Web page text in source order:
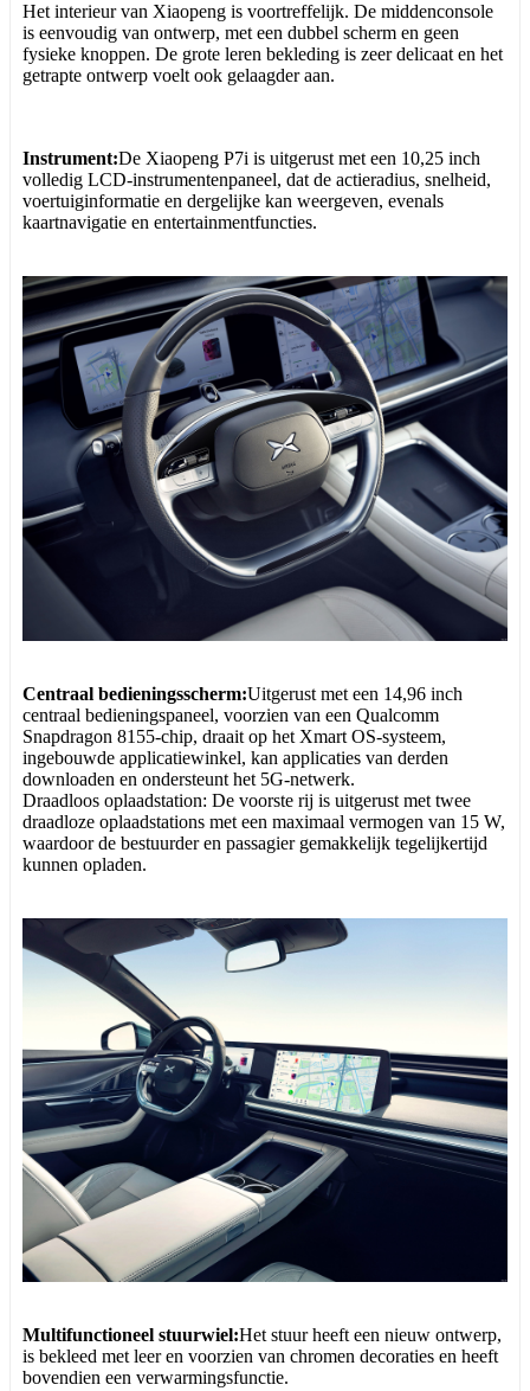
Het interieur van Xiaopeng is voortreffelijk. De middenconsole
is eenvoudig van ontwerp, met een dubbel scherm en geen
fysieke knoppen. De grote leren bekleding is zeer delicaat en het
getrapte ontwerp voelt ook gelaagder aan.
Instrument:De Xiaopeng P7i is uitgerust met een 10,25 inch
volledig LCD-instrumentenpaneel, dat de actieradius, snelheid,
voertuiginformatie en dergelijke kan weergeven, evenals
kaartnavigatie en entertainmentfuncties.
Centraal bedieningsscherm:Uitgerust met een 14,96 inch
centraal bedieningspaneel, voorzien van een Qualcomm
Snapdragon 8155-chip, draait op het Xmart OS-systeem,
ingebouwde applicatiewinkel, kan applicaties van derden
downloaden en ondersteunt het 5G-netwerk.
Draadloos oplaadstation: De voorste rij is uitgerust met twee
draadloze oplaadstations met een maximaal vermogen van 15 W,
waardoor de bestuurder en passagier gemakkelijk tegelijkertijd
kunnen opladen.
Multifunctioneel stuurwiel:Het stuur heeft een nieuw ontwerp,
is bekleed met leer en voorzien van chromen decoraties en heeft
bovendien een verwarmingsfunctie.